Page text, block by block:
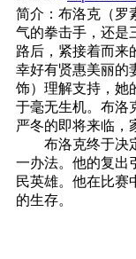
简介：布洛克（罗
气的拳击手，还是
路后，紧接着而来
幸好有贤惠美丽的
饰）理解支持，她
于毫无生机。布洛
严冬的即将来临，
布洛克终于决定
一办法。他的复出
民英雄。他在比赛
的生存。